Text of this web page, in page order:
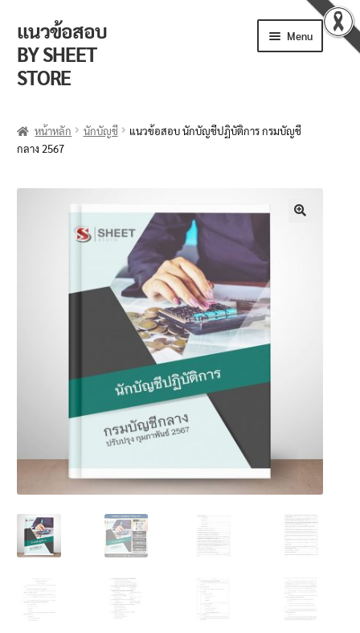
แนวข้อสอบ
BY SHEET
STORE
Menu
ตะกร้าสินค้า
วิธีการสั่งซื้อ
แจ้งชำระเงิน
ข่าวเปิดสอบงานราชการ
นโยบายคืนสินค้าและการจัดส่ง​
คำถามที่พบบ่อย
หน้าหลัก นักบัญชี
แนวข้อสอบ นักบัญชีปฏิบัติการ กรมบัญชี
กลาง 2567